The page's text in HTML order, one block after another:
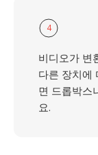
4
비디오가 변
다른 장치에
면 드롭박스
요.